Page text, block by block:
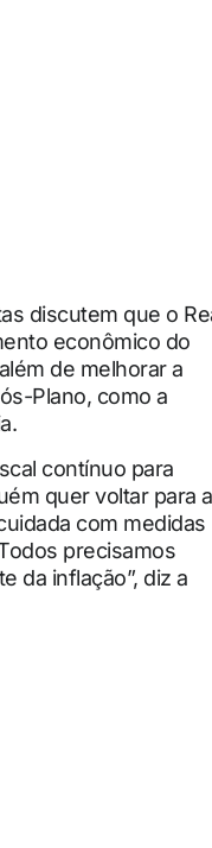
discutem que o
econômico do
de melhorar a
Plano, como a
contínuo para
quer voltar para a
com medidas
precisamos
da inflação”, diz a